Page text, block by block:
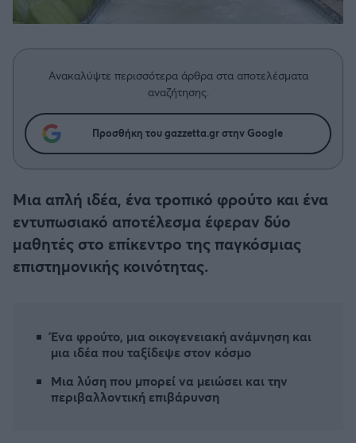
Δημήτρης Τσορμπατζόγλου
Άρης
Βόλος
Ατρόμητος Αθηνών
Συνεντεύξεις
Ανακαλύψτε περισσότερα άρθρα στα αποτελέσματα
αναζήτησης.
Προσθήκη του gazzetta.gr στην Google
Μια απλή ιδέα, ένα τροπικό φρούτο και ένα
εντυπωσιακό αποτέλεσμα έφεραν δύο
μαθητές στο επίκεντρο της παγκόσμιας
επιστημονικής κοινότητας.
Ένα φρούτο, μια οικογενειακή ανάμνηση και
μια ιδέα που ταξίδεψε στον κόσμο
Μια λύση που μπορεί να μειώσει και την
περιβαλλοντική επιβάρυνση